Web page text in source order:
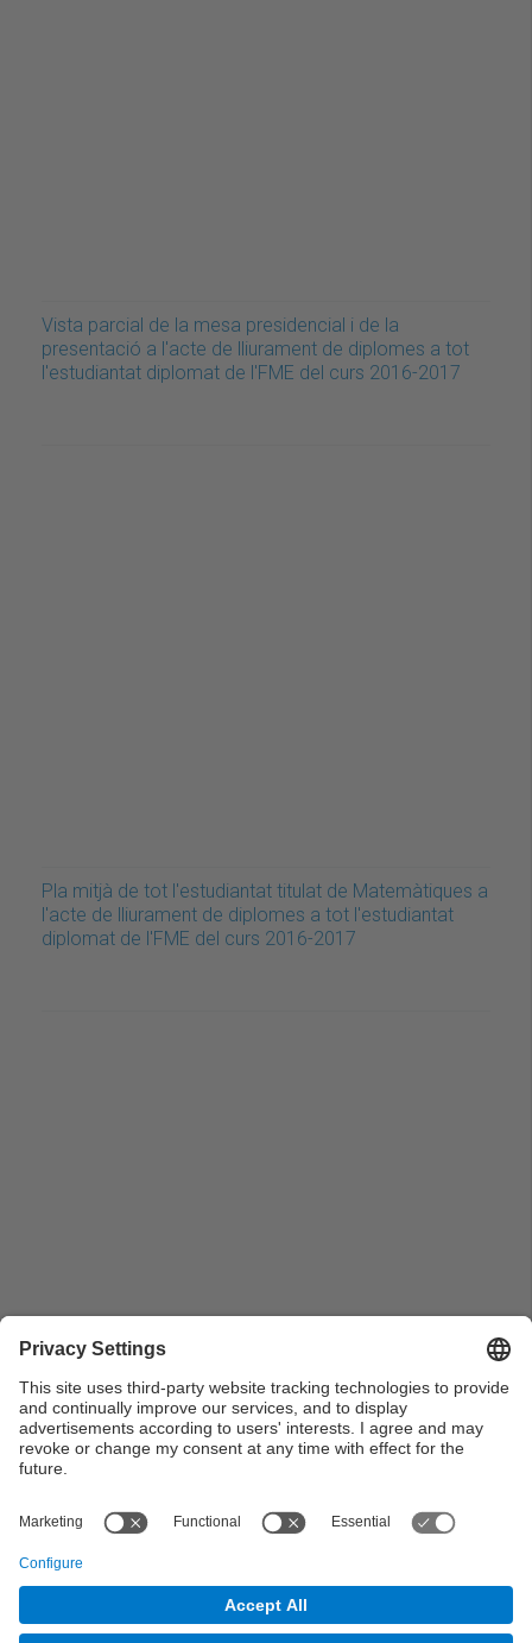
Vista parcial de la mesa presidencial i de la
presentació a l'acte de lliurament de diplomes a tot
l'estudiantat diplomat de l'FME del curs 2016-2017
Pla mitjà de tot l'estudiantat titulat de Matemàtiques a
l'acte de lliurament de diplomes a tot l'estudiantat
diplomat de l'FME del curs 2016-2017
Vista parcial del públic assistent a l'acte de lliurament
de diplomes a tot l'estudiantat diplomat de l'FME del